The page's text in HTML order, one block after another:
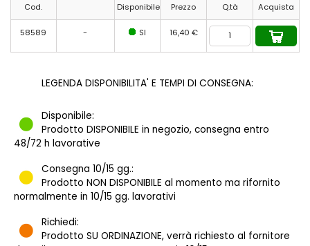
Cod. Disponibile Prezzo Q.tà Acquista
58589 - SI 16,40 €
LEGENDA DISPONIBILITA' E TEMPI DI CONSEGNA:
Disponibile:
Prodotto DISPONIBILE in negozio, consegna entro
48/72 h lavorative
Consegna 10/15 gg.:
Prodotto NON DISPONIBILE al momento ma rifornito
normalmente in 10/15 gg. lavorativi
Richiedi:
Prodotto SU ORDINAZIONE, verrà richiesto al fornitore